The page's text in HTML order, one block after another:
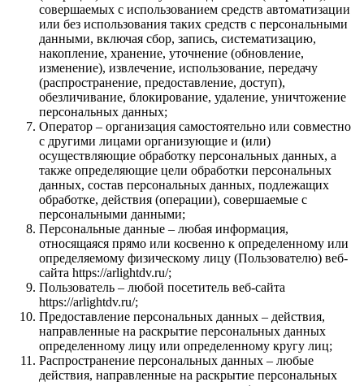
совершаемых с использованием средств автоматизации
или без использования таких средств с персональными
данными, включая сбор, запись, систематизацию,
накопление, хранение, уточнение (обновление,
изменение), извлечение, использование, передачу
(распространение, предоставление, доступ),
обезличивание, блокирование, удаление, уничтожение
персональных данных;
Оператор – организация самостоятельно или совместно
с другими лицами организующие и (или)
осуществляющие обработку персональных данных, а
также определяющие цели обработки персональных
данных, состав персональных данных, подлежащих
обработке, действия (операции), совершаемые с
персональными данными;
Персональные данные – любая информация,
относящаяся прямо или косвенно к определенному или
определяемому физическому лицу (Пользователю) веб-
сайта https://arlightdv.ru/;
Пользователь – любой посетитель веб-сайта
https://arlightdv.ru/;
Предоставление персональных данных – действия,
направленные на раскрытие персональных данных
определенному лицу или определенному кругу лиц;
Распространение персональных данных – любые
действия, направленные на раскрытие персональных